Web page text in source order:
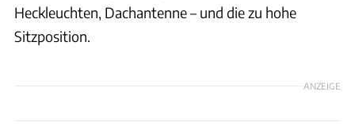
Heckleuchten, Dachantenne – und die zu hohe
Sitzposition.
ANZEIGE